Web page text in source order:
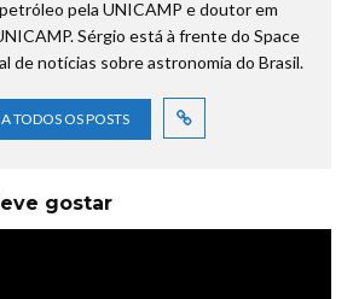
pela UNICAMP e doutor em
Sérgio está à frente do Space
de notícias sobre astronomia do Brasil.
TODOS OS POSTS
gostar